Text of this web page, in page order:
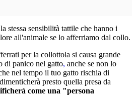
stessa sensibilità tattile che hanno i
all'animale se lo afferriamo dal collo.
per la collottola si causa grande
di panico nel gatto, anche se non lo
nel tempo il tuo gatto rischia di
presto quella presa da
come una "persona